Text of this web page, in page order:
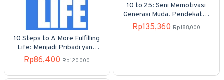
10 Steps to A More Fulfilling
Life: Menjadi Pribadi yang
Bahagia & Inspiratif
Rp86,400 Rp120,000
10 to 25: Seni Memotivasi
Generasi Muda. Pendekatan
Inovatif untuk Memimpin
Generasi Berikutnya— Dan
Rp135,360 Rp188,000